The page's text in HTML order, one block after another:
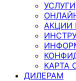
УСЛУГИ
АКЦИИ
КАРТА
ДИЛЕРАМ